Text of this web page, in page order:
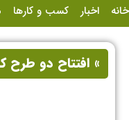
خانه
اخبار کسب و کارها
» افتتاح دو طرح